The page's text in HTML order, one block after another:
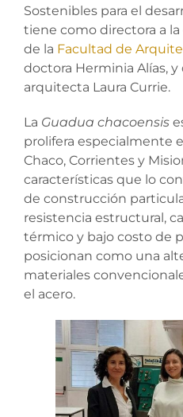
Sostenibles para el
tiene como directora a
de la Facultad de
doctora Herminia Alías,
arquitecta Laura Currie.
La Guadua chacoensis
prolifera especialmente
Chaco, Corrientes y
características que lo
de construcción
resistencia estructural,
térmico y bajo costo de
posicionan como una
materiales
el acero.